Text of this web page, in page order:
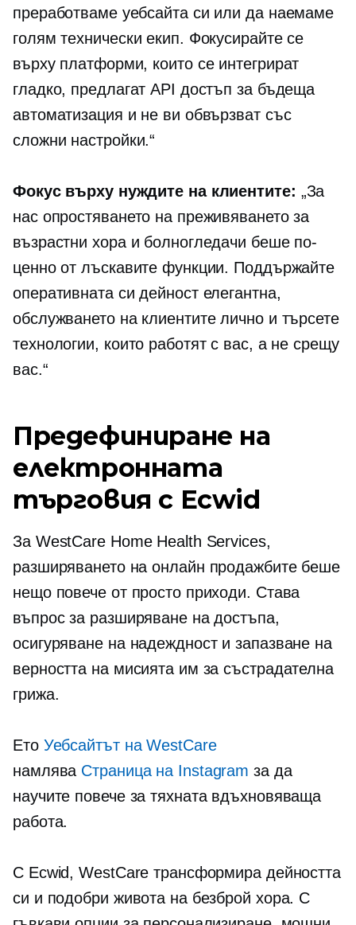
преработваме уебсайта си или да наемаме
голям технически екип. Фокусирайте се
върху платформи, които се интегрират
гладко, предлагат API достъп за бъдеща
автоматизация и не ви обвързват със
сложни настройки.“
Фокус върху нуждите на клиентите: „За
нас опростяването на преживяването за
възрастни хора и болногледачи беше по-
ценно от лъскавите функции. Поддържайте
оперативната си дейност елегантна,
обслужването на клиентите лично и търсете
технологии, които работят с вас, а не срещу
вас.“
Предефиниране на
електронната
търговия с Ecwid
За WestCare Home Health Services,
разширяването на онлайн продажбите беше
нещо повече от просто приходи. Става
въпрос за разширяване на достъпа,
осигуряване на надеждност и запазване на
верността на мисията им за състрадателна
грижа.
Ето Уебсайтът на WestCare
намлява Страница на Instagram за да
научите повече за тяхната вдъхновяваща
работа.
С Ecwid, WestCare трансформира дейността
си и подобри живота на безброй хора. С